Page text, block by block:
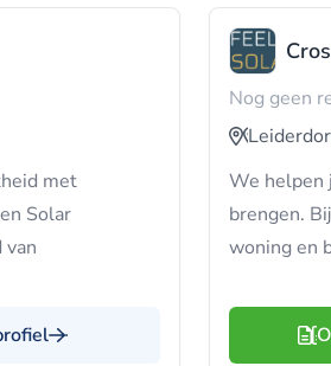
met
Solar
Nog geen
We helpen
brengen.
woning en